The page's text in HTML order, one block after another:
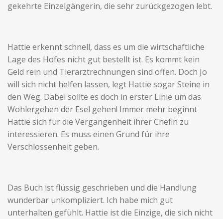
gekehrte Einzelgängerin, die sehr zurückgezogen lebt.
Hattie erkennt schnell, dass es um die wirtschaftliche
Lage des Hofes nicht gut bestellt ist. Es kommt kein
Geld rein und Tierarztrechnungen sind offen. Doch Jo
will sich nicht helfen lassen, legt Hattie sogar Steine in
den Weg. Dabei sollte es doch in erster Linie um das
Wohlergehen der Esel gehen! Immer mehr beginnt
Hattie sich für die Vergangenheit ihrer Chefin zu
interessieren. Es muss einen Grund für ihre
Verschlossenheit geben.
Das Buch ist flüssig geschrieben und die Handlung
wunderbar unkompliziert. Ich habe mich gut
unterhalten gefühlt. Hattie ist die Einzige, die sich nicht